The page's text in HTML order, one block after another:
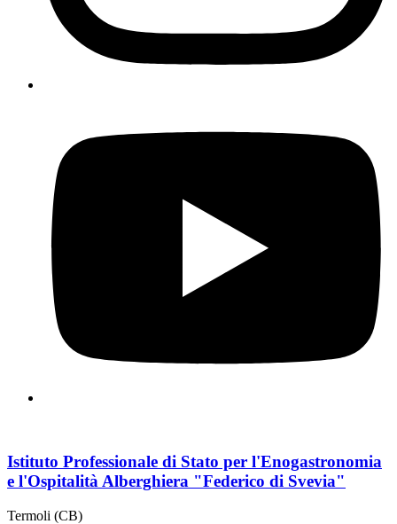
Istituto Professionale di Stato per l'Enogastronomia
e l'Ospitalità Alberghiera "Federico di Svevia"
Termoli (CB)